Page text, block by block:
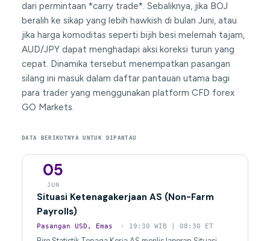
dari permintaan *carry trade*. Sebaliknya, jika BOJ
beralih ke sikap yang lebih hawkish di bulan Juni, atau
jika harga komoditas seperti bijih besi melemah tajam,
AUD/JPY dapat menghadapi aksi koreksi turun yang
cepat. Dinamika tersebut menempatkan pasangan
silang ini masuk dalam daftar pantauan utama bagi
para trader yang menggunakan platform CFD forex
GO Markets.
DATA BERIKUTNYA UNTUK DIPANTAU
05
JUN
Situasi Ketenagakerjaan AS (Non-Farm
Payrolls)
Pasangan USD, Emas · 19:30 WIB | 08:30 ET